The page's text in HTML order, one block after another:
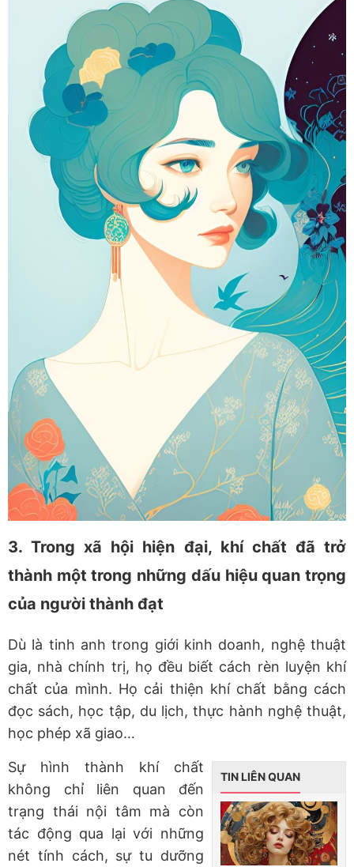
3. Trong xã hội hiện đại, khí chất đã trở
thành một trong những dấu hiệu quan trọng
của người thành đạt
Dù là tinh anh trong giới kinh doanh, nghệ thuật
gia, nhà chính trị, họ đều biết cách rèn luyện khí
chất của mình. Họ cải thiện khí chất bằng cách
đọc sách, học tập, du lịch, thực hành nghệ thuật,
học phép xã giao…
TIN LIÊN QUAN
Sự hình thành khí chất
không chỉ liên quan đến
trạng thái nội tâm mà còn
tác động qua lại với những
nét tính cách, sự tu dưỡng